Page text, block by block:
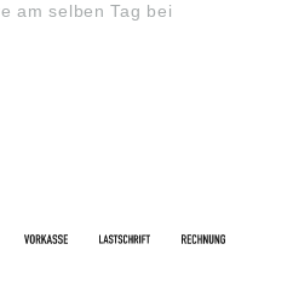
am selben Tag bei